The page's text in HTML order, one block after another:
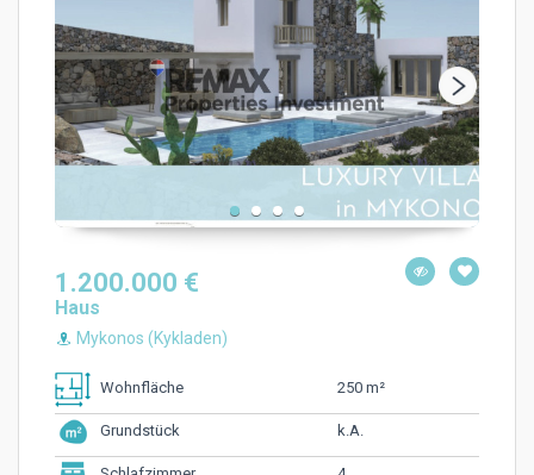
1.200.000 €
Haus
Mykonos (Kykladen)
Wohnfläche 250 m²
Grundstück k.A.